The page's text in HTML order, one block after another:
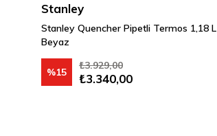
Stanley
Stanley Quencher Pipetli Termos 1,18 L
Beyaz
₺3.340,00
₺3.929,00
%15